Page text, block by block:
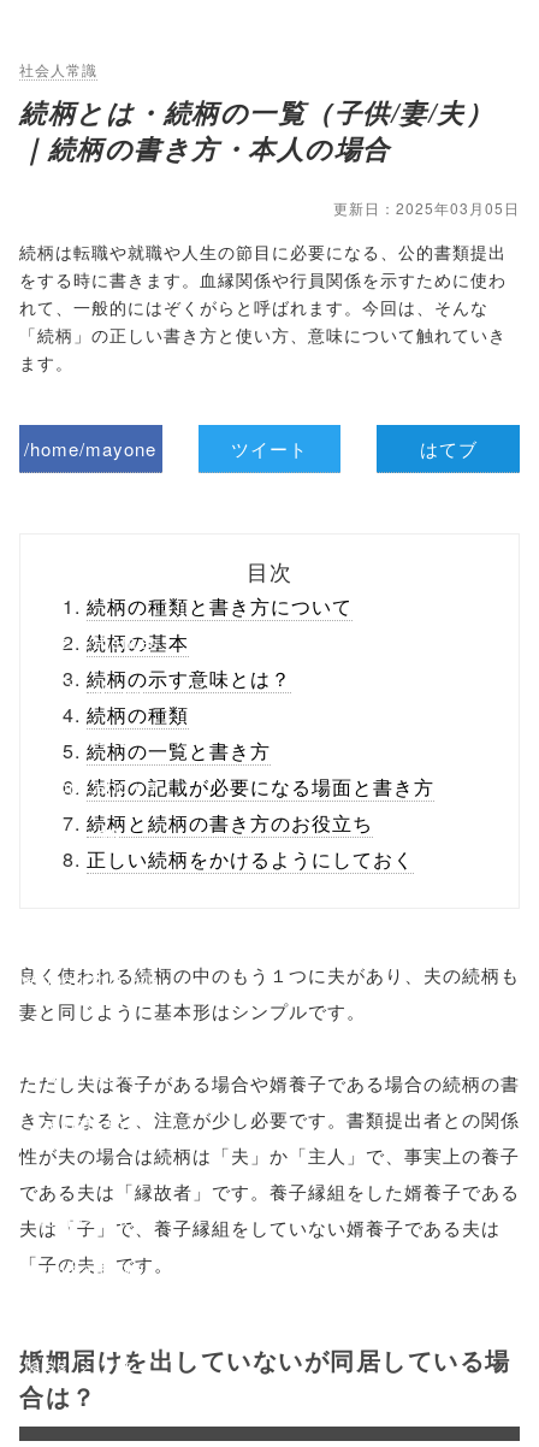
社会人常識
続柄とは・続柄の一覧（子供/妻/夫）
｜続柄の書き方・本人の場合
更新日：2025年03月05日
続柄は転職や就職や人生の節目に必要になる、公的書類提出
をする時に書きます。血縁関係や行員関係を示すために使わ
れて、一般的にはぞくがらと呼ばれます。今回は、そんな
「続柄」の正しい書き方と使い方、意味について触れていき
ます。
/home/mayone
ml/wp-
content/themes
/tapbiz_theme/
parts/sns-
buttons.php on
line10
/1003163"
w.open(this.hre
f, 'Gwindow',
'width=550,
height=450,
menubar=no,
toolbar=no,
scrollbars=yes'
false;"> シェア
ツイート はてブ
目次
続柄の種類と書き方について
続柄の基本
続柄の示す意味とは？
続柄の種類
続柄の一覧と書き方
続柄の記載が必要になる場面と書き方
続柄と続柄の書き方のお役立ち
正しい続柄をかけるようにしておく
良く使われる続柄の中のもう１つに夫があり、夫の続柄も
妻と同じように基本形はシンプルです。
ただし夫は養子がある場合や婿養子である場合の続柄の書
き方になると、注意が少し必要です。書類提出者との関係
性が夫の場合は続柄は「夫」か「主人」で、事実上の養子
である夫は「縁故者」です。養子縁組をした婿養子である
夫は「子」で、養子縁組をしていない婿養子である夫は
「子の夫」です。
婚姻届けを出していないが同居している場
合は？